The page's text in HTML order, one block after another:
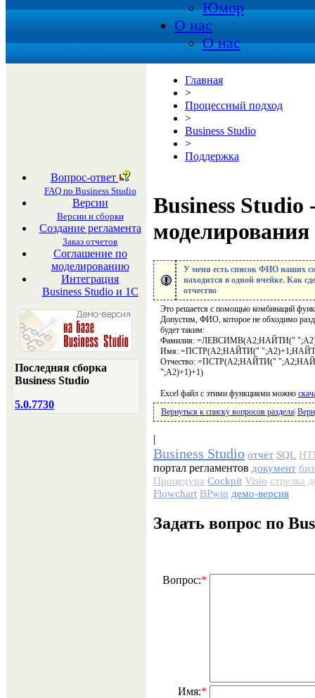
Юмор
О нас
О нас
Вопрос-ответ
FAQ по Business Studio
Версии
Версии и сборки
Создание регламента
Заказ отчетов
Соглашение по
моделированию
Интеграция
Business Studio и 1С
Последняя сборка
Business Studio
5.0.7730
Главная
>
Процессный подход
>
Business Studio
>
Поддержка
Business Studio
моделирования
У меня есть список ФИО наших
находится в одной ячейке. Как
отчество
Это решается с помощью комбинаций
Допустим, ФИО, которое не обходимо
будет таким:
Фамилия: =ЛЕВСИМВ(A2;НАЙТИ("
Имя: =ПСТР(A2;НАЙТИ("
Отчество: =ПСТР(A2;НАЙТИ("
";A2)+1)+1)
Excel файл с этими функциями можно
Вернуться к списку вопросов раздела|
|
Business Studio отчет SQL
портал регламентов документ
Процедура Cockpit Visio стрелка
Flowchart BPwin демо-версия
Задать вопрос по
Вопрос:*
Имя:*